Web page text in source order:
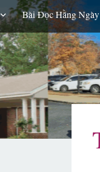
Bài Đọc Hằng Ngày